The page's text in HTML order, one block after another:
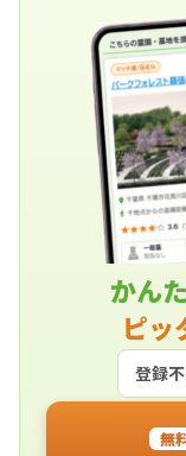
かん
ピッ
登録
無